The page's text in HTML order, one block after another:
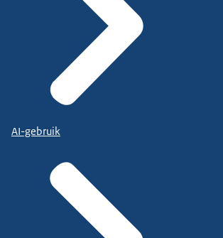
AI-gebruik